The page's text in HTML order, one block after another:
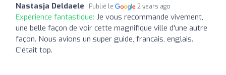
Nastasja Deldaele Publié le 2 years ago
Expérience fantastique: Je vous recommande vivement,
une belle façon de voir cette magnifique ville d'une autre
façon. Nous avions un super guide, francais, englais.
C'était top.